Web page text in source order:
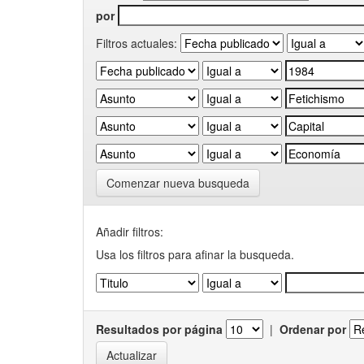
por
Filtros actuales:
Comenzar nueva busqueda
Añadir filtros:
Usa los filtros para afinar la busqueda.
Resultados por página | Ordenar por